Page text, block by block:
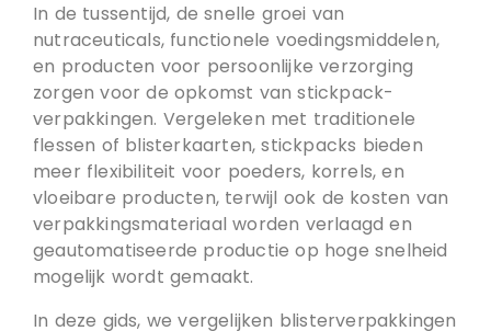
In de tussentijd, de snelle groei van
nutraceuticals, functionele voedingsmiddelen,
en producten voor persoonlijke verzorging
zorgen voor de opkomst van stickpack-
verpakkingen. Vergeleken met traditionele
flessen of blisterkaarten, stickpacks bieden
meer flexibiliteit voor poeders, korrels, en
vloeibare producten, terwijl ook de kosten van
verpakkingsmateriaal worden verlaagd en
geautomatiseerde productie op hoge snelheid
mogelijk wordt gemaakt.
In deze gids, we vergelijken blisterverpakkingen